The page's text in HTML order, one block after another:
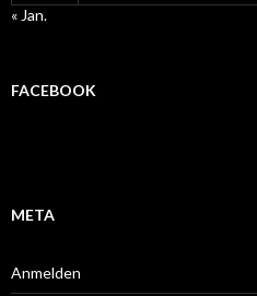
« Jan.
FACEBOOK
META
Anmelden